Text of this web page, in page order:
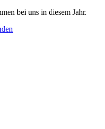
bei uns in diesem Jahr.